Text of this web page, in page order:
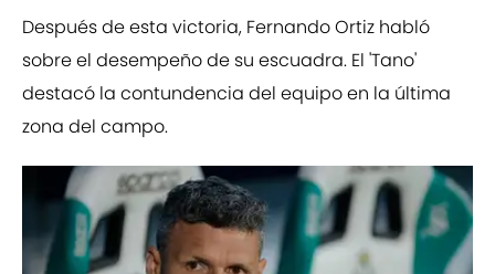
Después de esta victoria, Fernando Ortiz habló
sobre el desempeño de su escuadra. El 'Tano'
destacó la contundencia del equipo en la última
zona del campo.